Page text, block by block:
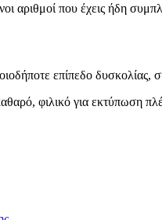
αριθμοί που έχεις ήδη
επίπεδο δυσκολίας,
φιλικό για εκτύπωση